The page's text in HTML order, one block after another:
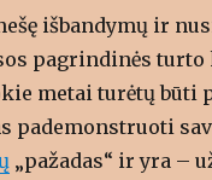
išbandymų ir
pagrindinės turto
metai turėtų būti
pademonstruoti
„pažadas“ ir yra –